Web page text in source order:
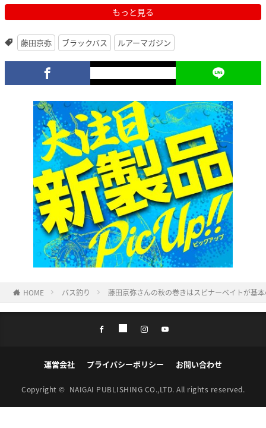
もっと見る
藤田京弥 ブラックバス ルアーマガジン
HOME バス釣り 藤田京弥さんの秋の巻きはスピナーベイトが基
運営会社 プライバシーポリシー お問い合わせ
Copyright © NAIGAI PUBLISHING CO.,LTD. All rights reserved.